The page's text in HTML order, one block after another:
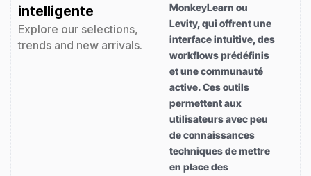
intelligente
Explore our selections,
trends and new arrivals.
MonkeyLearn ou
Levity, qui offrent une
interface intuitive, des
workflows prédéfinis
et une communauté
active. Ces outils
permettent aux
utilisateurs avec peu
de connaissances
techniques de mettre
en place des